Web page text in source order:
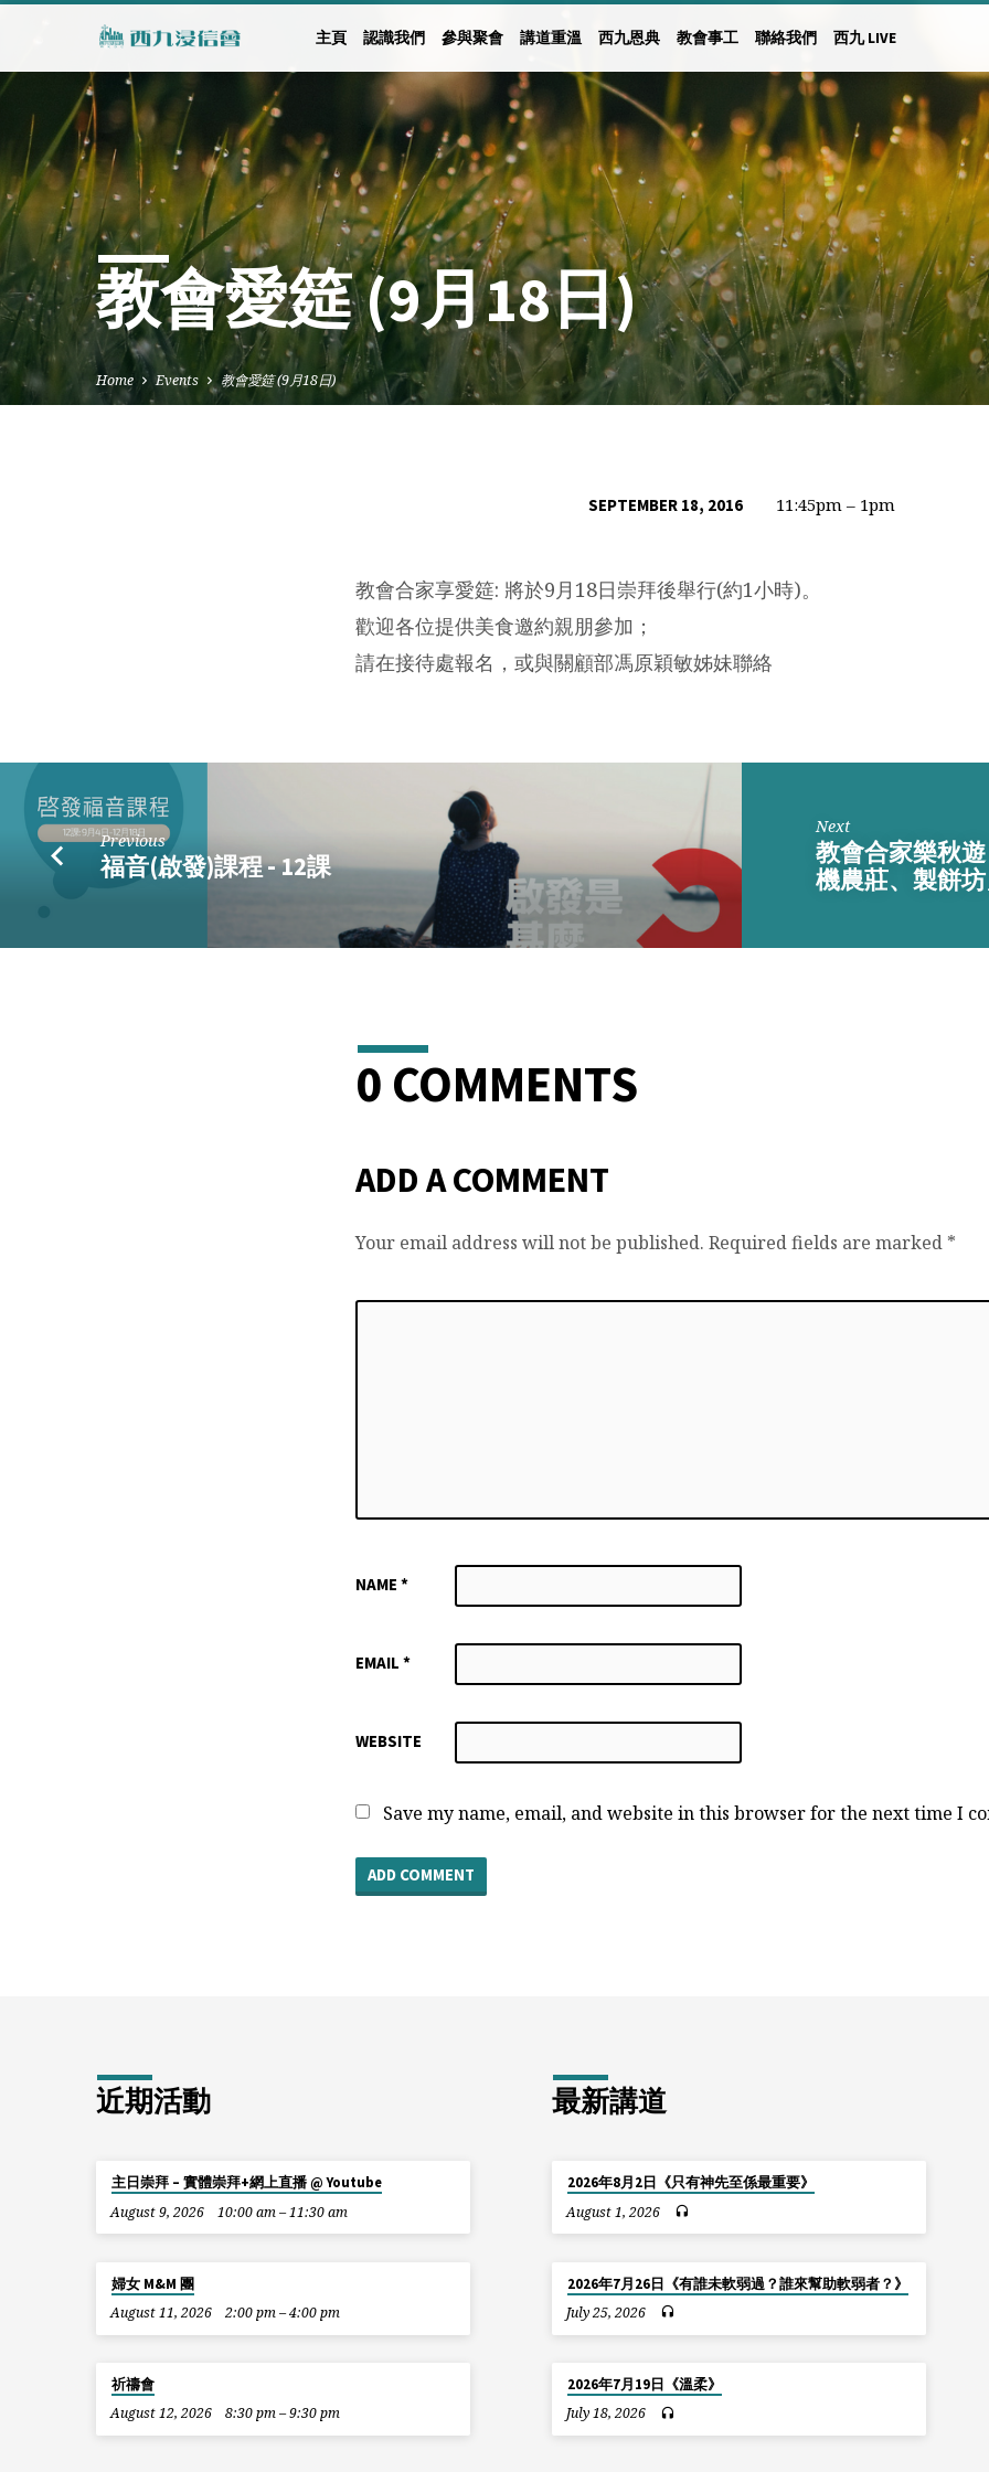
主頁 認識我們 參與聚會 講道重溫 西九恩典 教會事工 聯絡我們 西九 LIVE
教會愛筵 (9月18日)
Home Events 教會愛筵 (9月18日)
(9
月
18
SEPTEMBER 18, 2016 11:45pm – 1pm
教會合家享愛筵: 將於9月18日崇拜後舉行(約1小時)。
歡迎各位提供美食邀約親朋參加；
請在接待處報名，或與關顧部馮原穎敏姊妹聯絡
Previous
福音(啟發)課程 - 12課
Next
教會合家樂秋
機農莊、製餅
0 COMMENTS
ADD A COMMENT
Your email address will not be published. Required fields are marked *
NAME *
EMAIL *
WEBSITE
Save my name, email, and website in this browser for the next time I
近期活動
主日崇拜 – 實體崇拜+網上直播 @ Youtube
August 9, 2026
10:00 am – 11:30 am
婦女 M&M 團
August 11, 2026
2:00 pm – 4:00 pm
祈禱會
August 12, 2026
8:30 pm – 9:30 pm
最新講道
2026年8月2日《只有神先至係最重要》
August 1, 2026
2026年7月26日《有誰未軟弱過？誰來幫助軟弱者？》
July 25, 2026
2026年7月19日《溫柔》
July 18, 2026